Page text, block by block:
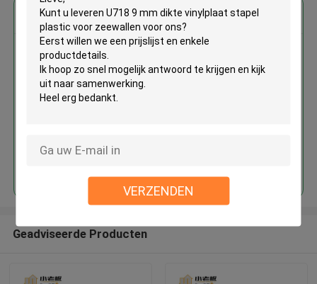
VERZENDEN
Krijg de beste prijs voor
stapel plastic voor zeewallen
Geadviseerde Producten